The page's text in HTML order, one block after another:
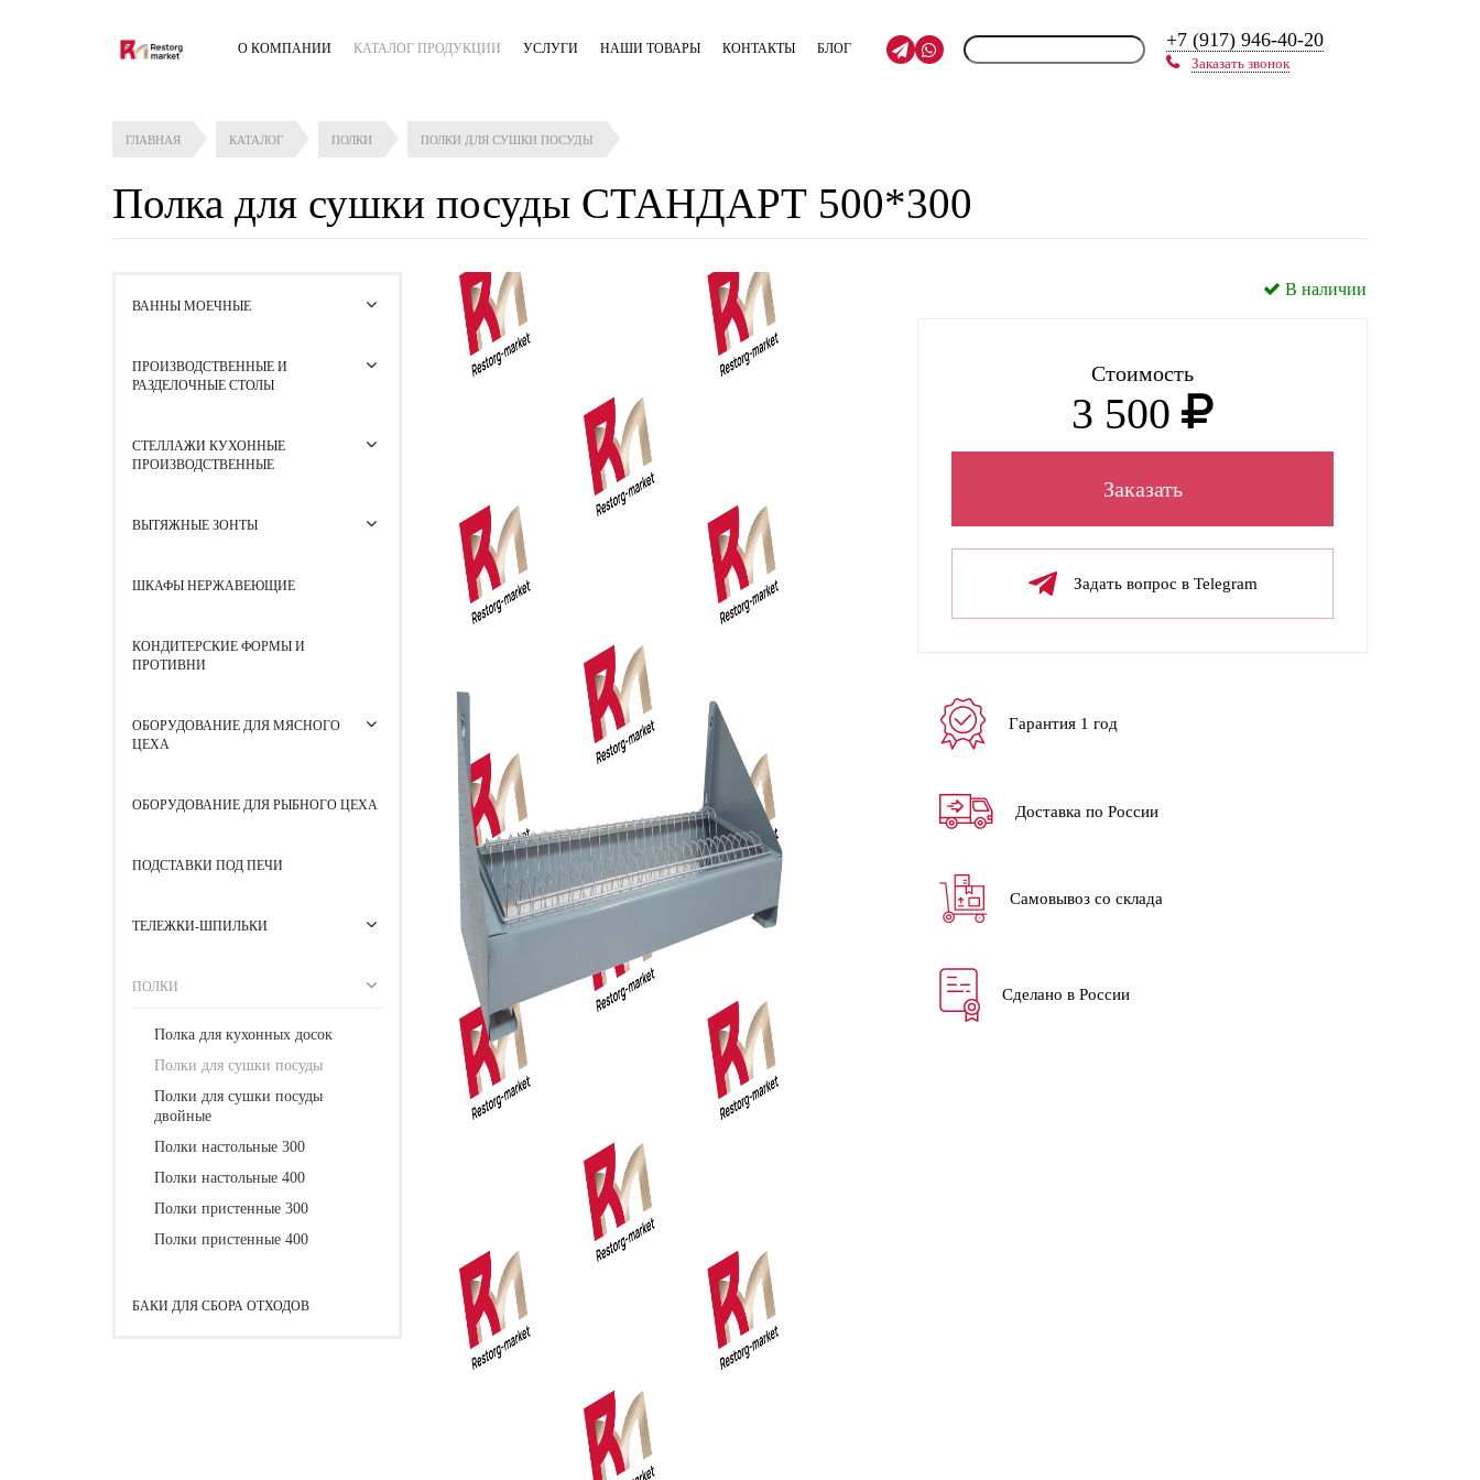
О КОМПАНИИ КАТАЛОГ ПРОДУКЦИИ УСЛУГИ НАШИ ТОВАРЫ КОНТАКТЫ БЛОГ +7 (917) 946-40-20
Заказать звонок
ГЛАВНАЯ КАТАЛОГ ПОЛКИ ПОЛКИ ДЛЯ СУШКИ ПОСУДЫ
Полка для сушки посуды СТАНДАРТ 500*300
ВАННЫ МОЕЧНЫЕ
ПРОИЗВОДСТВЕННЫЕ И
РАЗДЕЛОЧНЫЕ СТОЛЫ
СТЕЛЛАЖИ КУХОННЫЕ
ПРОИЗВОДСТВЕННЫЕ
ВЫТЯЖНЫЕ ЗОНТЫ
ШКАФЫ НЕРЖАВЕЮЩИЕ
КОНДИТЕРСКИЕ ФОРМЫ И
ПРОТИВНИ
ОБОРУДОВАНИЕ ДЛЯ МЯСНОГО
ЦЕХА
ОБОРУДОВАНИЕ ДЛЯ РЫБНОГО ЦЕХА
ПОДСТАВКИ ПОД ПЕЧИ
ТЕЛЕЖКИ-ШПИЛЬКИ
ПОЛКИ
Полка для кухонных досок
Полки для сушки посуды
Полки для сушки посуды
двойные
Полки настольные 300
Полки настольные 400
Полки пристенные 300
Полки пристенные 400
БАКИ ДЛЯ СБОРА ОТХОДОВ
В наличии
Стоимость
3 500
Заказать
Задать вопрос в Telegram
Гарантия 1 год
Доставка по России
Самовывоз со склада
Сделано в России